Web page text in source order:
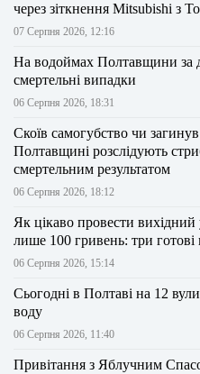
через зіткнення Mitsubishi з
07 Серпня 2026, 12:16
На водоймах Полтавщини за
смертельні випадки
06 Серпня 2026, 18:31
Скоїв самогубство чи загинув
Полтавщині розслідують
смертельним результатом
06 Серпня 2026, 18:12
Як цікаво провести
лише 100 гривень: три
06 Серпня 2026, 15:14
Сьогодні в Полтаві на 12
воду
06 Серпня 2026, 11:40
Привітання з Яблучним